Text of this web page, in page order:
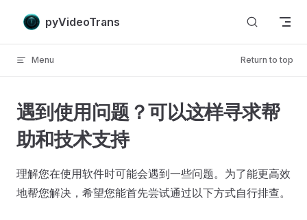
Skip to content
pyVideoTrans
Menu Return to top
遇到使用问题？可以这样寻求帮
助和技术支持
理解您在使用软件时可能会遇到一些问题。为了能更高效
地帮您解决，希望您能首先尝试通过以下方式自行排查。